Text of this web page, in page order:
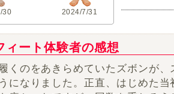
30 2024/7/31
ィート体験者の感想
くのをあきらめていたズボンが、
になりました。正直、はじめた